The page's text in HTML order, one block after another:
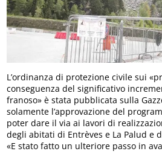
L’ordinanza di protezione civile sui
conseguenza del significativo
franoso» è stata pubblicata sulla
solamente l’approvazione del
poter dare il via ai lavori di
degli abitati di Entrèves e La Palud e
«E stato fatto un ulteriore passo in